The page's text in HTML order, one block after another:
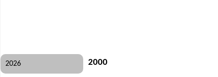
2026 2000